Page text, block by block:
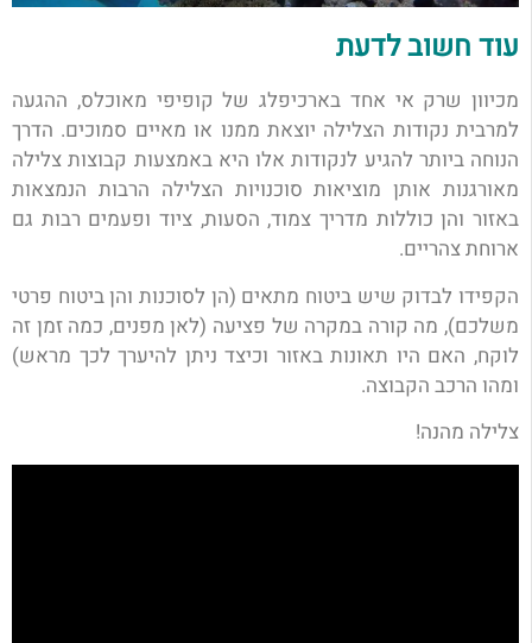
עוד חשוב לדעת
מכיוון שרק אי אחד בארכיפלג של קופיפי מאוכלס, ההגעה
למרבית נקודות הצלילה יוצאת ממנו או מאיים סמוכים. הדרך
הנוחה ביותר להגיע לנקודות אלו היא באמצעות קבוצות צלילה
מאורגנות אותן מוציאות סוכנויות הצלילה הרבות הנמצאות
באזור והן כוללות מדריך צמוד, הסעות, ציוד ופעמים רבות גם
ארוחת צהריים.
הקפידו לבדוק שיש ביטוח מתאים (הן לסוכנות והן ביטוח פרטי
משלכם), מה קורה במקרה של פציעה (לאן מפנים, כמה זמן זה
לוקח, האם היו תאונות באזור וכיצד ניתן להיערך לכך מראש)
ומהו הרכב הקבוצה.
צלילה מהנה!